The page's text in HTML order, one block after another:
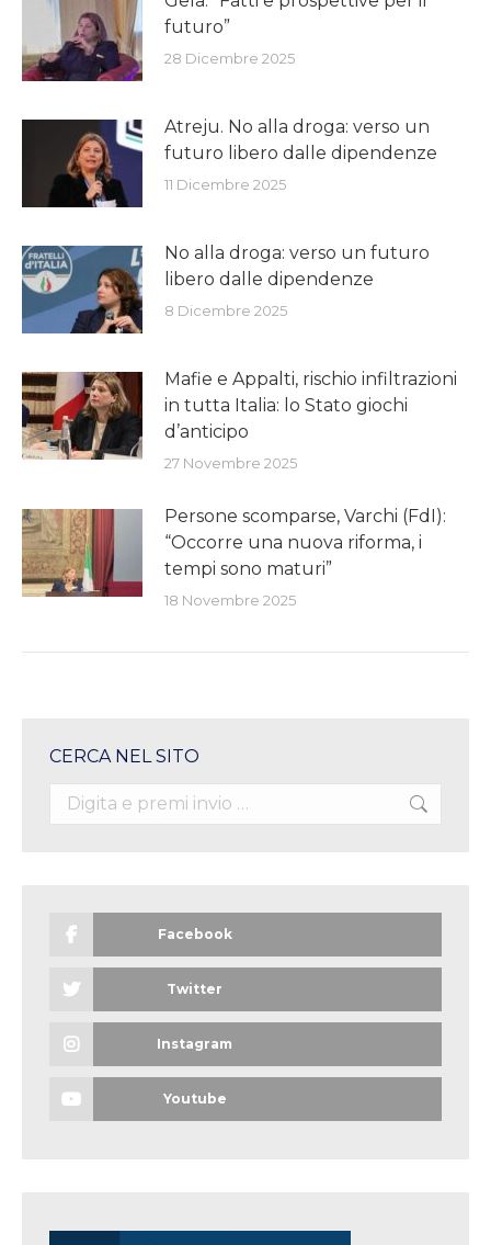
futuro”
28 Dicembre 2025
Atreju. No alla droga: verso un
futuro libero dalle dipendenze
11 Dicembre 2025
No alla droga: verso un futuro
libero dalle dipendenze
8 Dicembre 2025
Mafie e Appalti, rischio infiltrazioni
in tutta Italia: lo Stato giochi
d’anticipo
27 Novembre 2025
Persone scomparse, Varchi (FdI):
“Occorre una nuova riforma, i
tempi sono maturi”
18 Novembre 2025
CERCA NEL SITO
Search:
Facebook
Twitter
Instagram
Youtube